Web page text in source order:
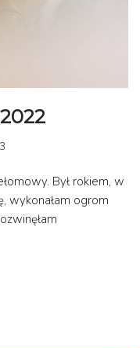
Był rokiem, w
wykonałam ogrom